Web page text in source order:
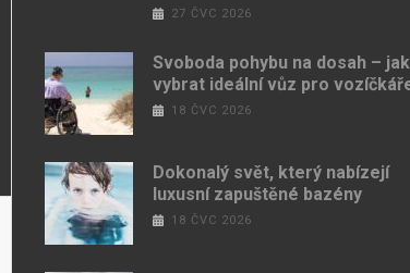
27 ČVC 2026
Svoboda pohybu na dosah – jak
vybrat ideální vůz pro
18 ČVC 2026
Dokonalý svět, který nabízejí
luxusní zapuštěné bazény
18 ČVC 2026